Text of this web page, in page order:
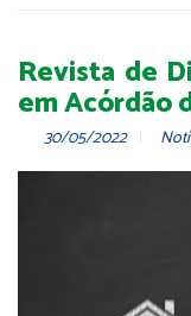
Revista de
em Acórdão
30/05/2022